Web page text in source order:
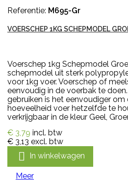
Referentie: M695-Gr
VOERSCHEP 1KG SCHEPMODEL
Voerschep 1kg Schepmodel
schepmodel uit sterk
voor 1kg voer. Voerschep of
eenvoudig in de voerbak te
gebruiken is het eenvoudiger om
hoeveelheid voer hetzelfde te
verkrijgbaar in de kleur Geel,
€ 3,79 incl. btw
€ 3,13 excl. btw
 In winkelwagen
Meer